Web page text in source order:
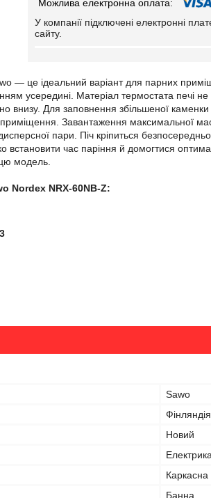
У компанії підключені електронні
сайту.
— це ідеальний варіант для парних
усередині. Матеріал термостата печі
Для заповнення збільшеної каменки
Завантаження максимальної
пари. Піч кріпиться
встановити час паріння й домогтися
модель.
Nordex NRX-60NB-Z:
Sawo
Фінляндія
Новий
Каркасна
Банна